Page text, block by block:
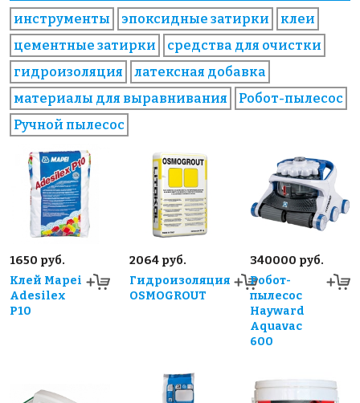
инструменты эпоксидные затирки
клеи
цементные затирки
средства для очистки
гидроизоляция
латексная добавка
материалы для выравнивания
Робот-пылесос
Ручной пылесос
1650 руб.
Клей Mapei
Adesilex
P10
2064 руб.
Гидроизоляция
OSMOGROUT
340000 руб.
Робот-
пылесос
Hayward
Aquavac
600